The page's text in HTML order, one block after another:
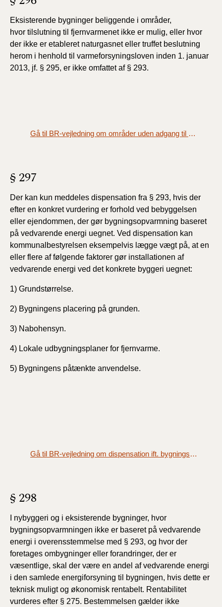
Eksisterende bygninger beliggende i områder,
hvor tilslutning til fjernvarmenet ikke er mulig, eller hvor
der ikke er etableret naturgasnet eller truffet beslutning
herom i henhold til varmeforsyningsloven inden 1. januar
2013, jf. § 295, er ikke omfattet af § 293.
Gå til BR-vejledning om områder uden adgang til fjernvarme eller naturgas
§ 297
Der kan kun meddeles dispensation fra § 293, hvis der
efter en konkret vurdering er forhold ved bebyggelsen
eller ejendommen, der gør bygningsopvarmning baseret
på vedvarende energi uegnet. Ved dispensation kan
kommunalbestyrelsen eksempelvis lægge vægt på, at en
eller flere af følgende faktorer gør installationen af
vedvarende energi ved det konkrete byggeri uegnet:
1) Grundstørrelse.
2) Bygningens placering på grunden.
3) Nabohensyn.
4) Lokale udbygningsplaner for fjernvarme.
5) Bygningens påtænkte anvendelse.
Gå til BR-vejledning om dispensation ift. bygningsopvarmning
§ 298
I nybyggeri og i eksisterende bygninger, hvor
bygningsopvarmningen ikke er baseret på vedvarende
energi i overensstemmelse med § 293, og hvor der
foretages ombygninger eller forandringer, der er
væsentlige, skal der være en andel af vedvarende energi
i den samlede energiforsyning til bygningen, hvis dette er
teknisk muligt og økonomisk rentabelt. Rentabilitet
vurderes efter § 275. Bestemmelsen gælder ikke